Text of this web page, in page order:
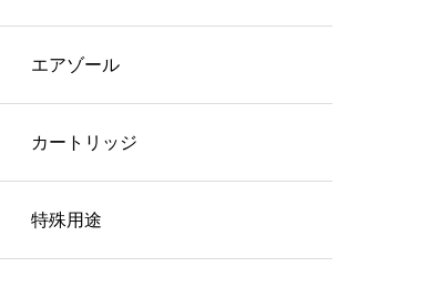
エアゾール
カートリッジ
特殊用途